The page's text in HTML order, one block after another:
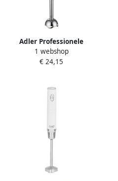
Adler Professionele
staafmixer AD 4616 motor
van 500 W
1 webshop
€ 24,15